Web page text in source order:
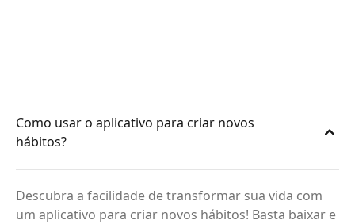
Como usar o aplicativo para criar novos
hábitos?
Descubra a facilidade de transformar sua vida com
um aplicativo para criar novos hábitos! Basta baixar e